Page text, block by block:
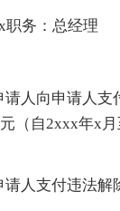
职务：总经理
人向申请人支
（自2xxx年x月
请人支付违法解